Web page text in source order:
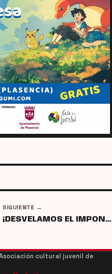
SIGUIENTE →
¡DESVELAMOS EL IMPONENTE CARTEL OFICIAL DE LA GUMIPARTY 26!
cultural juvenil de